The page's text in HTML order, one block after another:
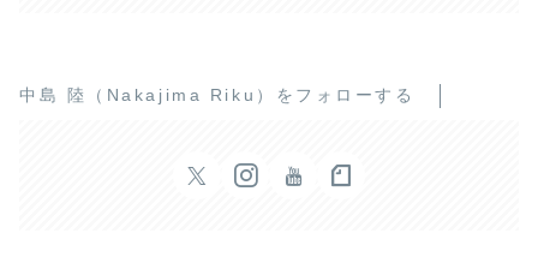
中島 陸（Nakajima Riku）をフォローする